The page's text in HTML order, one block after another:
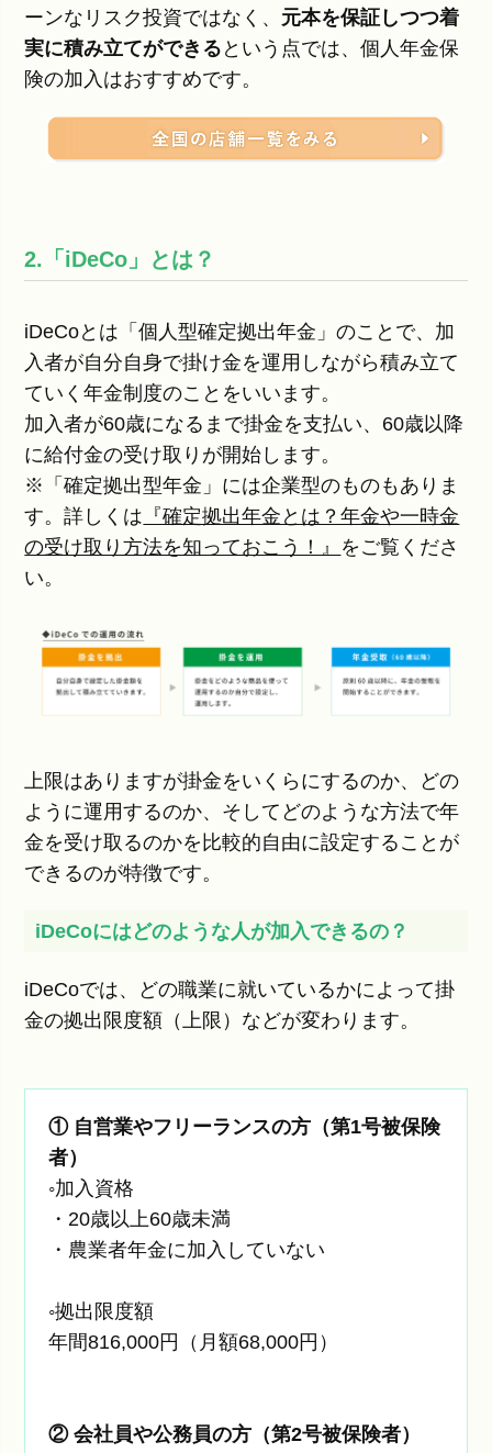
ーンなリスク投資ではなく、 元本を保証しつつ着
実に積み立てができる という点では、個人年金保
険の加入はおすすめです。
2.「iDeCo」とは？
iDeCoとは「個人型確定拠出年金」のことで、加
入者が自分自身で掛け金を運用しながら積み立て
ていく年金制度のことをいいます。
加入者が60歳になるまで掛金を支払い、60歳以降
に給付金の受け取りが開始します。
※「確定拠出型年金」には企業型のものもありま
す。詳しくは 『確定拠出年金とは？年金や一時金
の受け取り方法を知っておこう！』 をご覧くださ
い。
上限はありますが掛金をいくらにするのか、どの
ように運用するのか、そしてどのような方法で年
金を受け取るのかを比較的自由に設定することが
できるのが特徴です。
iDeCoにはどのような人が加入できるの？
iDeCoでは、どの職業に就いているかによって掛
金の拠出限度額（上限）などが変わります。
① 自営業やフリーランスの方（第1号被保険
者）
◦加入資格
・20歳以上60歳未満
・農業者年金に加入していない
◦拠出限度額
年間816,000円（月額68,000円）
② 会社員や公務員の方（第2号被保険者）